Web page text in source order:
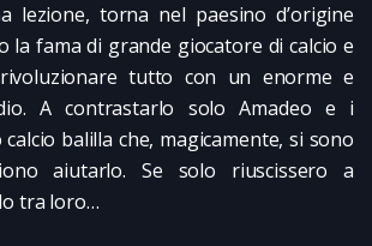
lezione, torna nel paesino d’origine
la fama di grande giocatore di calcio e
tutto con un enorme e
A contrastarlo solo Amadeo e i
balilla che, magicamente, si sono
aiutarlo. Se solo riuscissero a
tra loro…